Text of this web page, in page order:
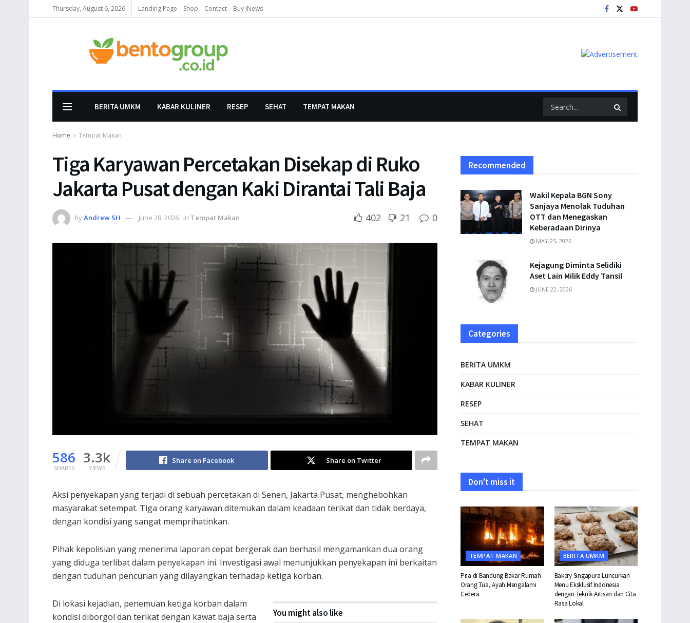
Thursday, August 6, 2026 Landing Page Shop Contact Buy JNews
BERITA UMKM KABAR KULINER RESEP SEHAT TEMPAT MAKAN
Home Tempat Makan
Tiga Karyawan Percetakan Disekap di Ruko
Jakarta Pusat dengan Kaki Dirantai Tali Baja
byAndrew SH June 28, 2026 in Tempat Makan 402 21 0
586
SHARES
3.3k
VIEWS
Share on Facebook Share on Twitter
Aksi penyekapan yang terjadi di sebuah percetakan di Senen, Jakarta Pusat, menghebohkan
masyarakat setempat. Tiga orang karyawan ditemukan dalam keadaan terikat dan tidak berdaya,
dengan kondisi yang sangat memprihatinkan.
Pihak kepolisian yang menerima laporan cepat bergerak dan berhasil mengamankan dua orang
yang diduga terlibat dalam penyekapan ini. Investigasi awal menunjukkan penyekapan ini berkaitan
dengan tuduhan pencurian yang dilayangkan terhadap ketiga korban.
You might also like
Di lokasi kejadian, penemuan ketiga korban dalam
kondisi diborgol dan terikat dengan kawat baja serta
Recommended
Wakil Kepala BGN Sony
Sanjaya Menolak Tuduhan
OTT dan Menegaskan
Keberadaan Dirinya
MAY 25, 2026
Kejagung Diminta Selidiki
Aset Lain Milik Eddy Tansil
JUNE 22, 2026
Categories
BERITA UMKM
KABAR KULINER
RESEP
SEHAT
TEMPAT MAKAN
Don't miss it
TEMPAT MAKAN
Pria di Bandung Bakar Rumah
Orang Tua, Ayah Mengalami
Cedera
BERITA UMKM
Bakery Singapura Luncurkan
Menu Eksklusif Indonesia
dengan Teknik Artisan dan Cita
Rasa Lokal